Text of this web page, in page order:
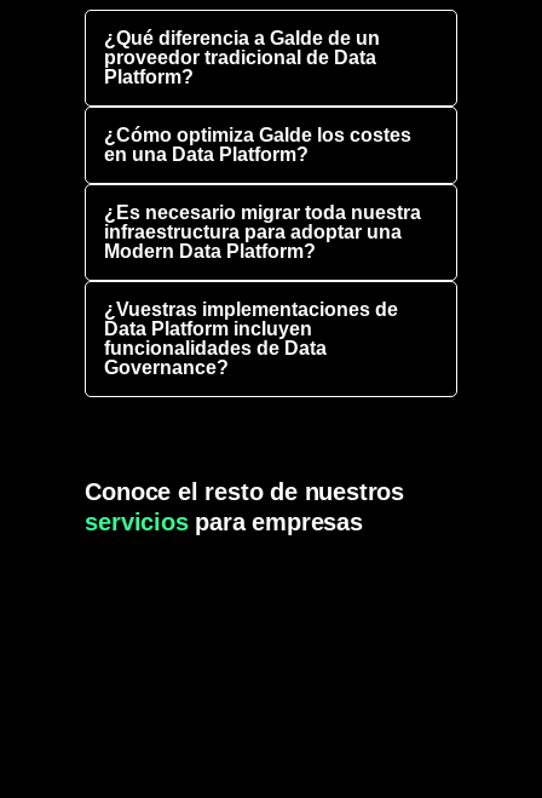
¿Qué diferencia a Galde de un
proveedor tradicional de Data
Platform?
¿Cómo optimiza Galde los costes
en una Data Platform?
¿Es necesario migrar toda nuestra
infraestructura para adoptar una
Modern Data Platform?
¿Vuestras implementaciones de
Data Platform incluyen
funcionalidades de Data
Governance?
Conoce el resto de nuestros
serviciospara empresas
Gobierno del Dato